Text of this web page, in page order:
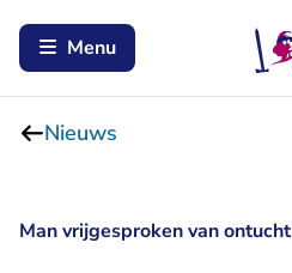
Menu
Nieuws
Man vrijgesproken van ontucht